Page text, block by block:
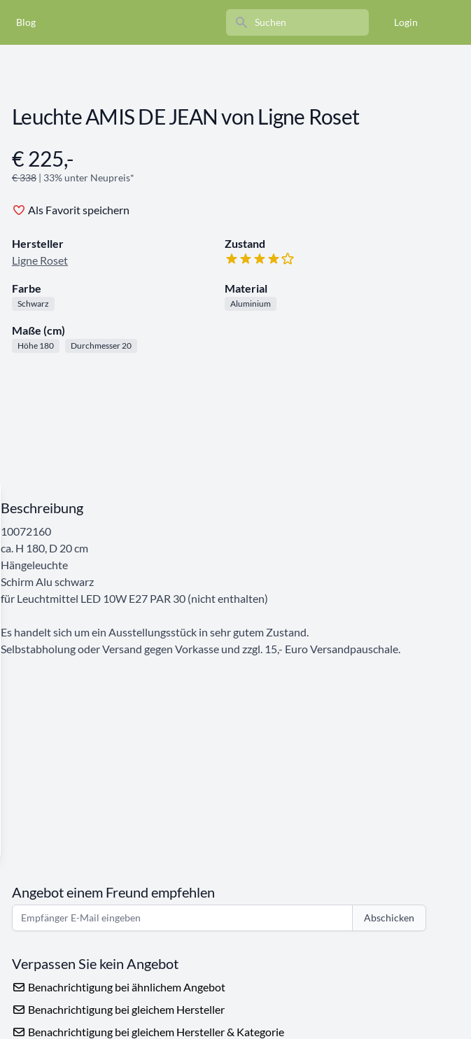
Blog Search Login
Leuchte AMIS DE JEAN von Ligne Roset
Angebotsinformationen
€ 225,-
€ 338 | 33% unter Neupreis*
Als Favorit speichern
Hersteller
Ligne Roset
Zustand
Farbe
Schwarz
Material
Aluminium
Maße (cm)
Höhe 180 Durchmesser 20
Beschreibung
10072160
ca. H 180, D 20 cm
Hängeleuchte
Schirm Alu schwarz
für Leuchtmittel LED 10W E27 PAR 30 (nicht enthalten)
Es handelt sich um ein Ausstellungsstück in sehr gutem Zustand.
Selbstabholung oder Versand gegen Vorkasse und zzgl. 15,- Euro Versandpauschale.
Angebot einem Freund empfehlen
Abschicken
Verpassen Sie kein Angebot
Benachrichtigung bei ähnlichem Angebot
Benachrichtigung bei gleichem Hersteller
Benachrichtigung bei gleichem Hersteller & Kategorie